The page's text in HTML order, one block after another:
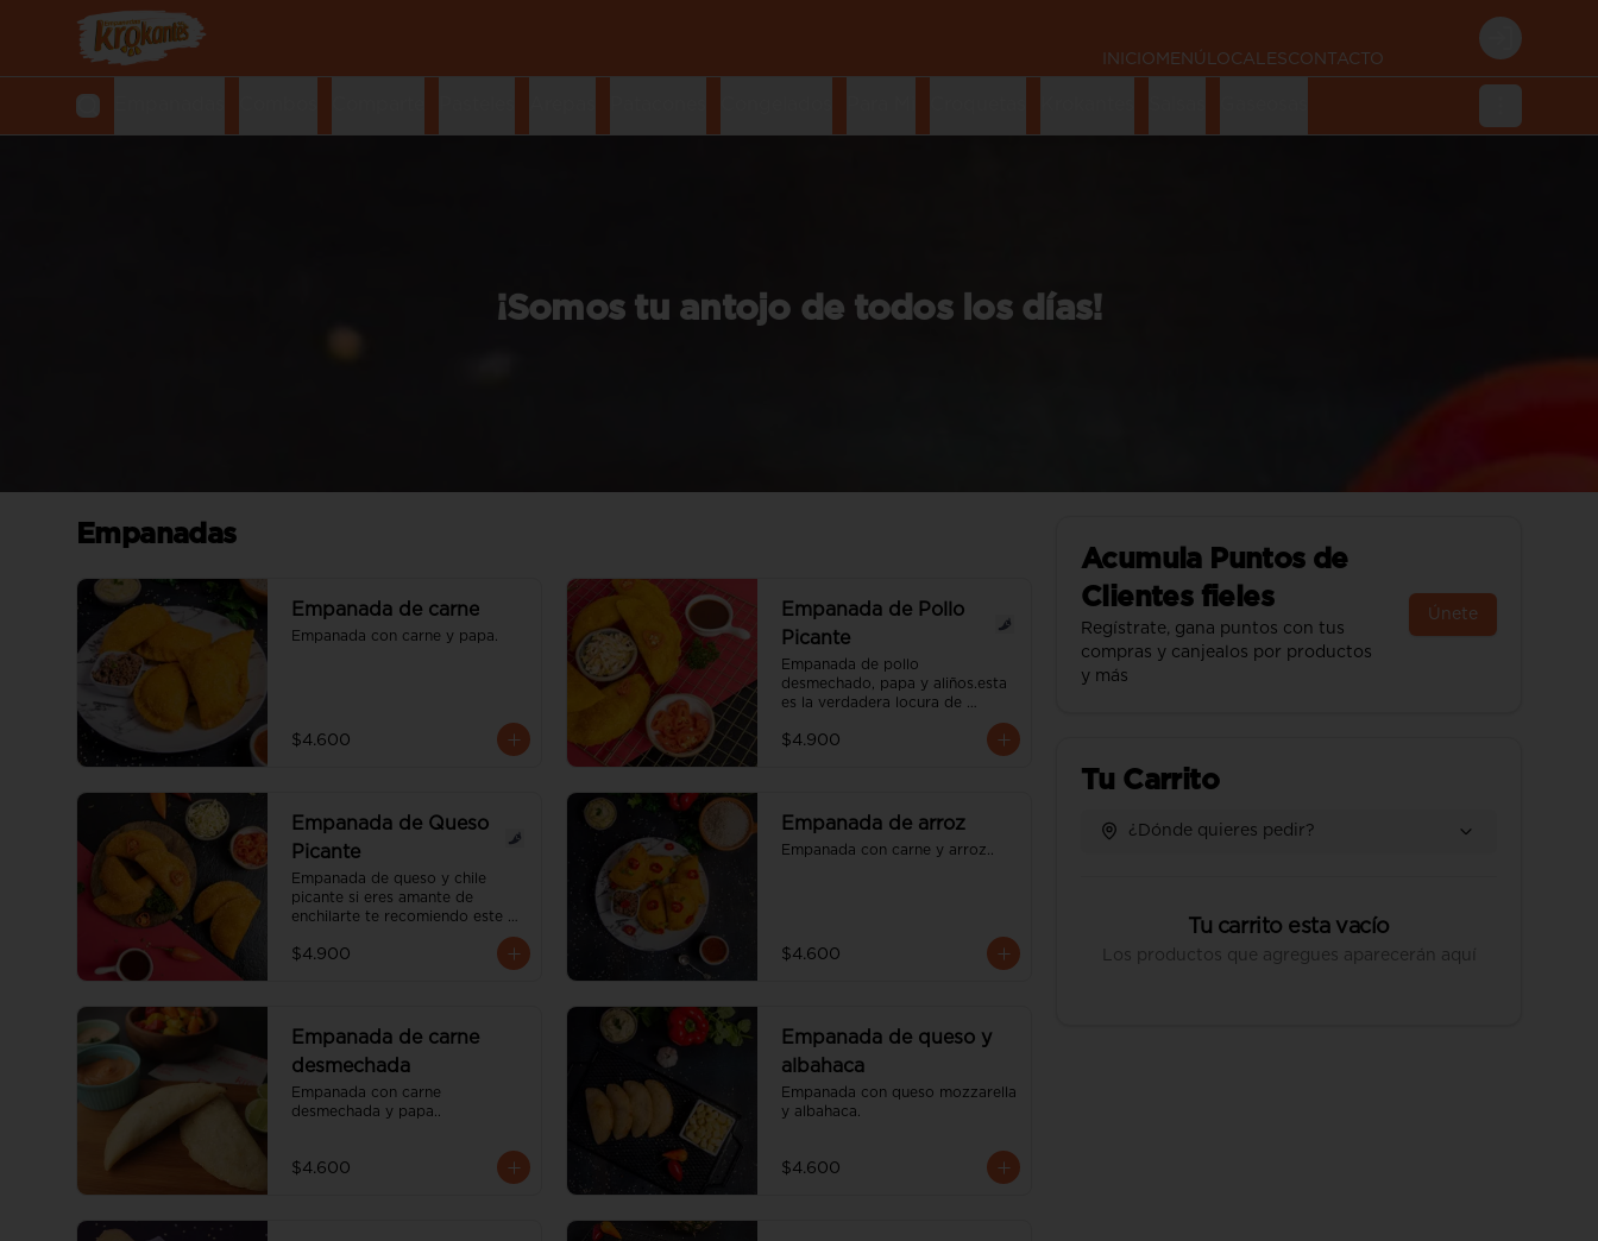
INICIO MENÚ LOCALESCONTACTO
Login
¡Somos tu antojo de todos los días!
Empanadas
Empanada de carne
Empanada con carne y papa.
$4.600
Empanada de Pollo
Picante
Empanada de pollo
desmechado, papa y aliños.esta
es la verdadera locura de
empanada, ese chile picante te
va encartar. el nivel de pique es
$4.900
Empanada de Queso
Picante
Empanada de queso y chile
picante si eres amante de
enchilarte te recomiendo este
encantar.el grado de picante es
$4.900
Empanada de arroz
Empanada con carne y arroz..
$4.600
Empanada de carne
desmechada
Empanada con carne
desmechada y papa..
$4.600
Empanada de queso y
albahaca
Empanada con queso mozzarella
y albahaca.
$4.600
Acumula Puntos de
Clientes fieles
Regístrate, gana puntos con tus
compras y canjealos por productos
y más
Únete
Tu Carrito
¿Dónde quieres pedir?
Tu carrito esta vacío
Los productos que agregues aparecerán aquí